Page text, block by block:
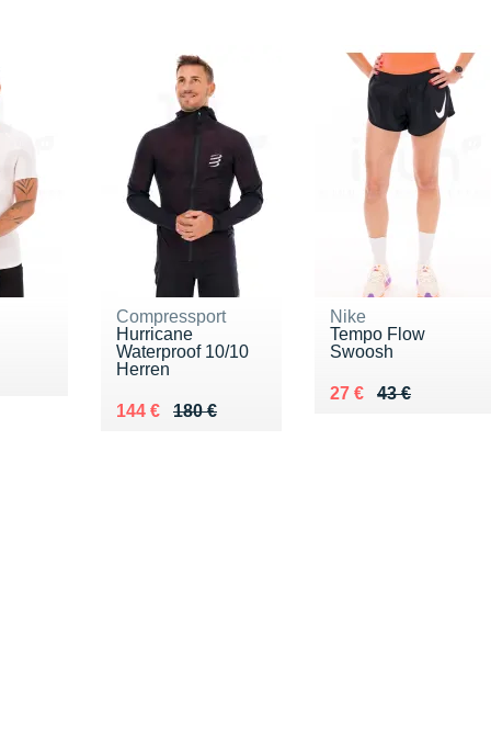
Compressport
Hurricane
Waterproof 10/10
Herren
180 €
Au lieu de 180 €
144 €
Vendu 144 €
Nike
Tempo Flow
Swoosh
43 €
Au lieu de 43 €
27 €
Vendu 27 €